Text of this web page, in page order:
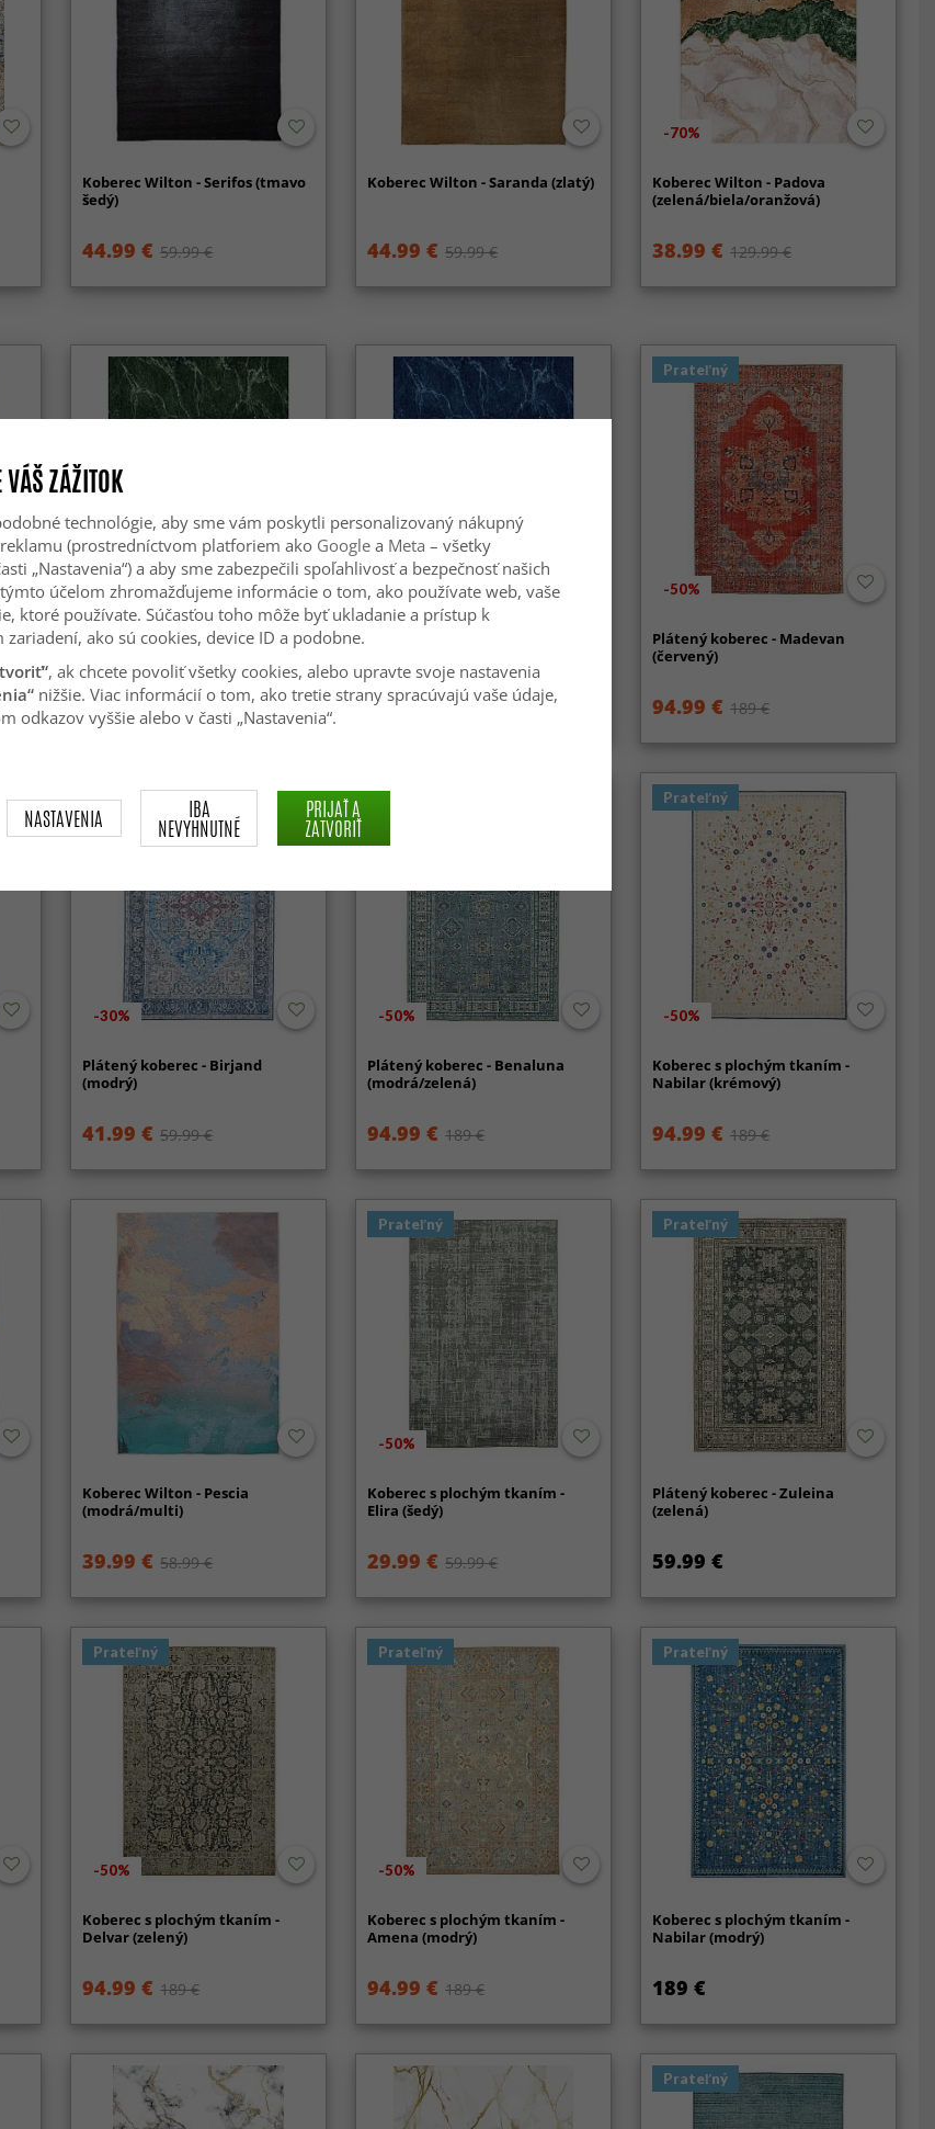
Koberec Wilton - Serifos (tmavo
šedý)
44.99 € 59.99 €
Koberec Wilton - Saranda (zlatý)
44.99 € 59.99 €
-70%
Koberec Wilton - Padova
(zelená/biela/oranžová)
38.99 € 129.99 €
Koberec Wilton - Padova
44.99 € 59.99 € 44.99 € 59.99 €
Prateľný
-50%
Plátený koberec - Madevan
(červený)
94.99 € 189 €
Prateľný
-30%
Plátený koberec - Birjand
(modrý)
41.99 € 59.99 €
-50%
Plátený koberec - Benaluna
(modrá/zelená)
94.99 € 189 €
Prateľný
-50%
Koberec s plochým tkaním -
Nabilar (krémový)
94.99 € 189 €
Koberec Wilton - Pescia
(modrá/multi)
39.99 € 58.99 €
Prateľný
-50%
Koberec s plochým tkaním -
Elira (šedý)
29.99 € 59.99 €
Prateľný
Plátený koberec - Zuleina
(zelená)
59.99 €
Prateľný
-50%
Koberec s plochým tkaním -
Delvar (zelený)
94.99 € 189 €
Prateľný
-50%
Koberec s plochým tkaním -
Amena (modrý)
94.99 € 189 €
Prateľný
Koberec s plochým tkaním -
Nabilar (modrý)
189 €
Prateľný
ZÁŽITOK
technológie, aby sme vám poskytli personalizovaný nákupný
(prostredníctvom platforiem ako Googlea Meta – všetky
„Nastavenia“) a aby sme zabezpečili spoľahlivosť a bezpečnosť našich
účelom zhromažďujeme informácie o tom, ako používate web, vaše
ktoré používate. Súčasťou toho môže byť ukladanie a prístup k
ako sú cookies, device ID a podobne.
, ak chcete povoliť všetky cookies, alebo upravte svoje nastavenia
nižšie. Viac informácií o tom, ako tretie strany spracúvajú vaše údaje,
odkazov vyššie alebo v časti „Nastavenia“.
NASTAVENIA IBA
NEVYHNUTNÉ
PRIJAŤ A
ZATVORIŤ